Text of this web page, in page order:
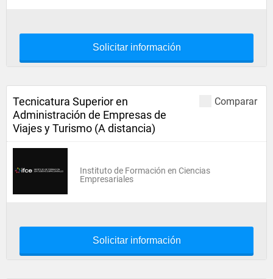
Solicitar información
Comparar
Tecnicatura Superior en
Administración de Empresas de
Viajes y Turismo (A distancia)
Instituto de Formación en Ciencias
Empresariales
Solicitar información